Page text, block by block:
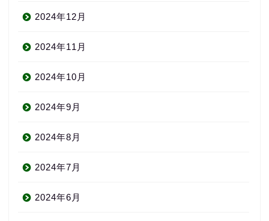
2024年12月
2024年11月
2024年10月
2024年9月
2024年8月
2024年7月
2024年6月